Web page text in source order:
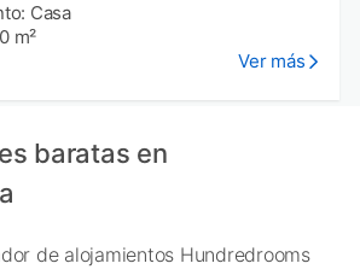
Casa
m²
Ver más
baratas en
de alojamientos Hundredrooms